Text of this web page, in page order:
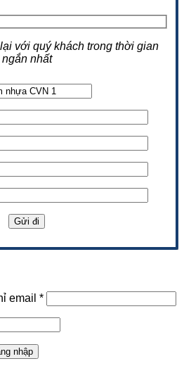
với quý khách trong thời gian
ngắn nhất
email *
nhập